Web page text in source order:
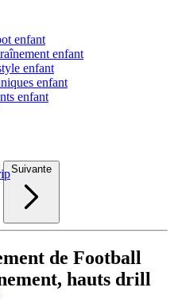
enfant
enfant
enfant
enfant
enfant
Suivante
de Football
hauts drill